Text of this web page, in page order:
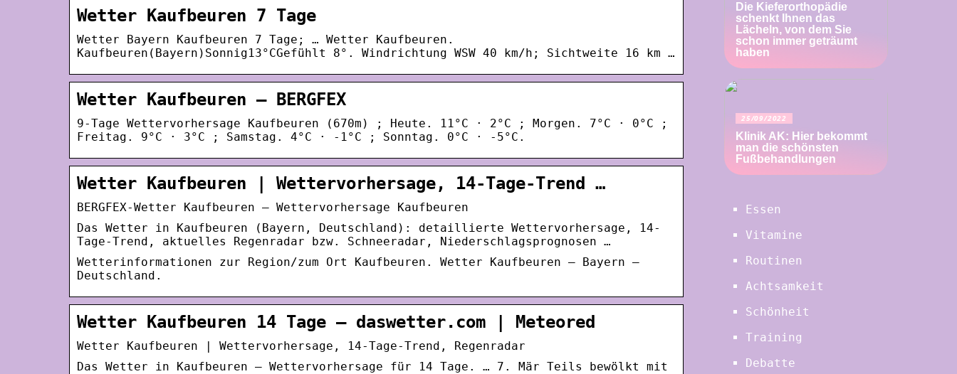
Wetter Kaufbeuren 7 Tage
Wetter Bayern Kaufbeuren 7 Tage; … Wetter Kaufbeuren.
Kaufbeuren(Bayern)Sonnig13°CGefühlt 8°. Windrichtung WSW 40 km/h; Sichtweite 16 km …
Wetter Kaufbeuren – BERGFEX
9-Tage Wettervorhersage Kaufbeuren (670m) ; Heute. 11°C · 2°C ; Morgen. 7°C · 0°C ;
Freitag. 9°C · 3°C ; Samstag. 4°C · -1°C ; Sonntag. 0°C · -5°C.
Wetter Kaufbeuren | Wettervorhersage, 14-Tage-Trend …
BERGFEX-Wetter Kaufbeuren – Wettervorhersage Kaufbeuren
Das Wetter in Kaufbeuren (Bayern, Deutschland): detaillierte Wettervorhersage, 14-
Tage-Trend, aktuelles Regenradar bzw. Schneeradar, Niederschlagsprognosen …
Wetterinformationen zur Region/zum Ort Kaufbeuren. Wetter Kaufbeuren – Bayern –
Deutschland.
Wetter Kaufbeuren 14 Tage – daswetter.com | Meteored
Wetter Kaufbeuren | Wettervorhersage, 14-Tage-Trend, Regenradar
Das Wetter in Kaufbeuren – Wettervorhersage für 14 Tage. … 7. Mär Teils bewölkt mit
Die Kieferorthopädie
schenkt Ihnen das
Lächeln, von dem Sie
schon immer geträumt
haben
25/09/2022
Klinik AK: Hier bekommt
man die schönsten
Fußbehandlungen
Essen
Vitamine
Routinen
Achtsamkeit
Schönheit
Training
Debatte